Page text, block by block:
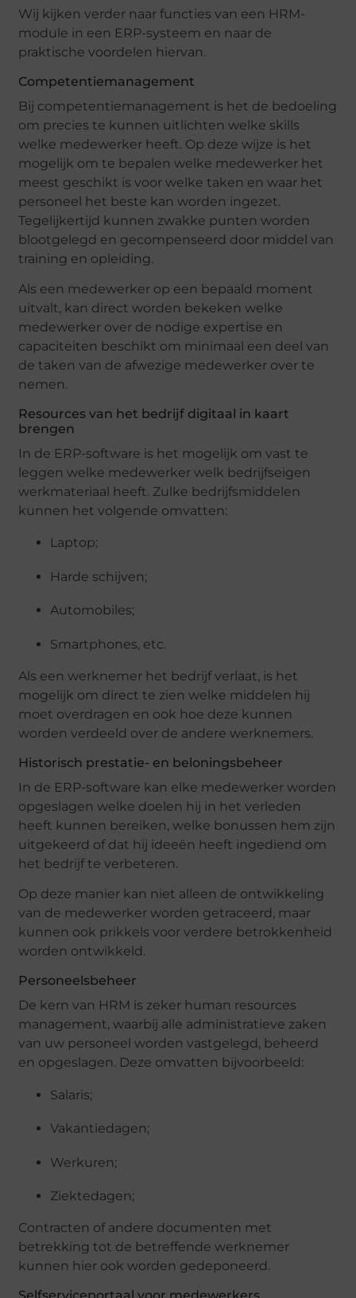
Wij kijken verder naar functies van een HRM-
module in een ERP-systeem en naar de
praktische voordelen hiervan.
Competentiemanagement
Bij competentiemanagement is het de bedoeling
om precies te kunnen uitlichten welke skills
welke medewerker heeft. Op deze wijze is het
mogelijk om te bepalen welke medewerker het
meest geschikt is voor welke taken en waar het
personeel het beste kan worden ingezet.
Tegelijkertijd kunnen zwakke punten worden
blootgelegd en gecompenseerd door middel van
training en opleiding.
Als een medewerker op een bepaald moment
uitvalt, kan direct worden bekeken welke
medewerker over de nodige expertise en
capaciteiten beschikt om minimaal een deel van
de taken van de afwezige medewerker over te
nemen.
Resources van het bedrijf digitaal in kaart
brengen
In de ERP-software is het mogelijk om vast te
leggen welke medewerker welk bedrijfseigen
werkmateriaal heeft. Zulke bedrijfsmiddelen
kunnen het volgende omvatten:
Laptop;
Harde schijven;
Automobiles;
Smartphones, etc.
Als een werknemer het bedrijf verlaat, is het
mogelijk om direct te zien welke middelen hij
moet overdragen en ook hoe deze kunnen
worden verdeeld over de andere werknemers.
Historisch prestatie- en beloningsbeheer
In de ERP-software kan elke medewerker worden
opgeslagen welke doelen hij in het verleden
heeft kunnen bereiken, welke bonussen hem zijn
uitgekeerd of dat hij ideeën heeft ingediend om
het bedrijf te verbeteren.
Op deze manier kan niet alleen de ontwikkeling
van de medewerker worden getraceerd, maar
kunnen ook prikkels voor verdere betrokkenheid
worden ontwikkeld.
Personeelsbeheer
De kern van HRM is zeker human resources
management, waarbij alle administratieve zaken
van uw personeel worden vastgelegd, beheerd
en opgeslagen. Deze omvatten bijvoorbeeld:
Salaris;
Vakantiedagen;
Werkuren;
Ziektedagen;
Contracten of andere documenten met
betrekking tot de betreffende werknemer
kunnen hier ook worden gedeponeerd.